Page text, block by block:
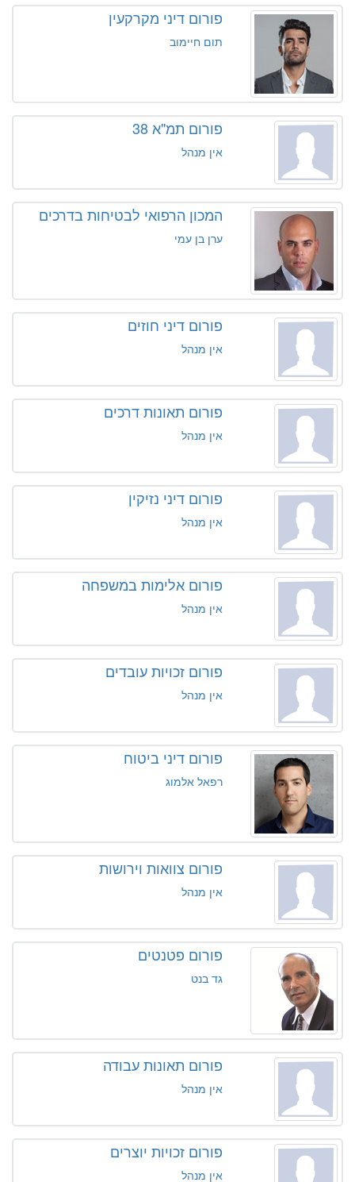
פורום דיני מקרקעין
תום חיימוב
פורום תמ"א 38
אין מנהל
המכון הרפואי לבטיחות בדרכים
ערן בן עמי
פורום דיני חוזים
אין מנהל
פורום תאונות דרכים
אין מנהל
פורום דיני נזיקין
אין מנהל
פורום אלימות במשפחה
אין מנהל
פורום זכויות עובדים
אין מנהל
פורום דיני ביטוח
רפאל אלמוג
פורום צוואות וירושות
אין מנהל
פורום פטנטים
גד בנט
פורום תאונות עבודה
אין מנהל
פורום זכויות יוצרים
אין מנהל